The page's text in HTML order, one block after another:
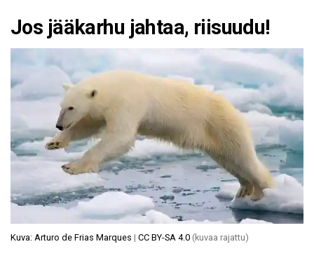
Jos jääkarhu jahtaa, riisuudu!
Kuva: Arturo de Frias Marques | CC BY-SA 4.0 (kuvaa rajattu)